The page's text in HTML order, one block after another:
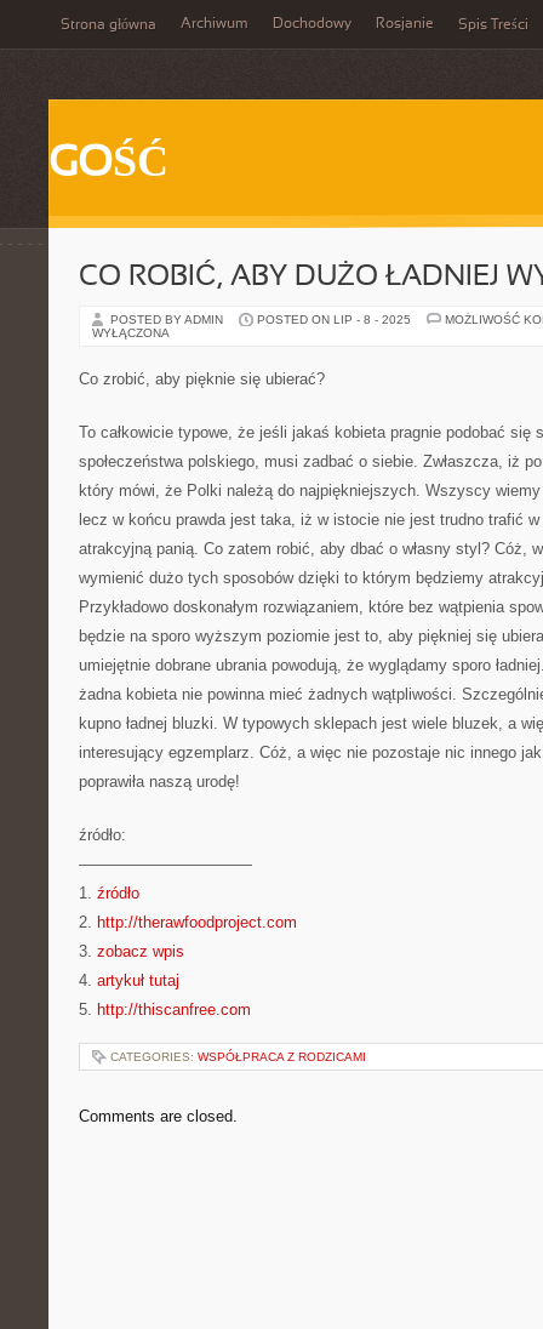
Strona główna Archiwum Dochodowy Rosjanie Spis Treści
GOŚĆ
CO ROBIĆ, ABY DUŻO ŁADNIEJ
POSTED BY ADMIN POSTED ON LIP - 8 - 2025
MOŻLIWOŚĆ
WYŁĄCZONA
Co zrobić, aby pięknie się ubierać?
To całkowicie typowe, że jeśli jakaś kobieta pragnie podobać się
społeczeństwa polskiego, musi zadbać o siebie. Zwłaszcza, iż
który mówi, że Polki należą do najpiękniejszych. Wszyscy
lecz w końcu prawda jest taka, iż w istocie nie jest trudno trafić
atrakcyjną panią. Co zatem robić, aby dbać o własny styl? Cóż,
wymienić dużo tych sposobów dzięki to którym będziemy
Przykładowo doskonałym rozwiązaniem, które bez wątpienia
będzie na sporo wyższym poziomie jest to, aby piękniej się
umiejętnie dobrane ubrania powodują, że wyglądamy sporo
żadna kobieta nie powinna mieć żadnych wątpliwości.
kupno ładnej bluzki. W typowych sklepach jest wiele bluzek, a
interesujący egzemplarz. Cóż, a więc nie pozostaje nic innego
poprawiła naszą urodę!
źródło:
———————————
1. źródło
2. http://therawfoodproject.com
3. zobacz wpis
4. artykuł tutaj
5. http://thiscanfree.com
CATEGORIES: WSPÓŁPRACA Z RODZICAMI
Comments are closed.